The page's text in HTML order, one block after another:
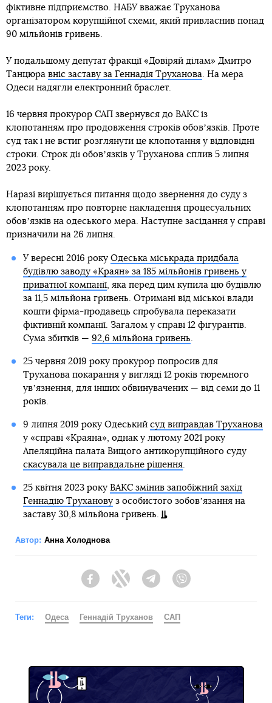
фіктивне підприємство. НАБУ вважає Труханова
організатором корупційної схеми, який привласнив понад
90 мільйонів гривень.
У подальшому депутат фракції «Довіряй ділам» Дмитро
Танцюра вніс заставу за Геннадія Труханова. На мера
Одеси надягли електронний браслет.
16 червня прокурор САП звернувся до ВАКС із
клопотанням про продовження строків обовʼязків. Проте
суд так і не встиг розглянути це клопотання у відповідні
строки. Строк дії обовʼязків у Труханова сплив 5 липня
2023 року.
Наразі вирішується питання щодо звернення до суду з
клопотанням про повторне накладення процесуальних
обовʼязків на одеського мера. Наступне засідання у справі
призначили на 26 липня.
У вересні 2016 року Одеська міськрада придбала
будівлю заводу «Краян» за 185 мільйонів гривень у
приватної компанії, яка перед цим купила цю будівлю
за 11,5 мільйона гривень. Отримані від міської влади
кошти фірма-продавець спробувала переказати
фіктивній компанії. Загалом у справі 12 фігурантів.
Сума збитків — 92,6 мільйона гривень.
25 червня 2019 року прокурор попросив для
Труханова покарання у вигляді 12 років тюремного
увʼязнення, для інших обвинувачених — від семи до 11
років.
9 липня 2019 року Одеський суд виправдав Труханова
у «справі «Краяна», однак у лютому 2021 року
Апеляційна палата Вищого антикорупційного суду
скасувала це виправдальне рішення.
25 квітня 2023 року ВАКС змінив запобіжний захід
Геннадію Трухановуз особистого зобовʼязання на
заставу 30,8 мільйона гривень.
Автор: Анна Холоднова
FacebookTwitter Telegram
Теги: Одеса Геннадій Труханов САП